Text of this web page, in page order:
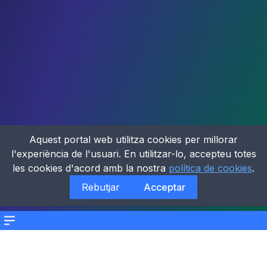
Menu
Aquest portal web utilitza cookies per millorar
l'experiència de l'usuari. En utilitzar-lo, accepteu totes
les cookies d'acord amb la nostra política de cookies.
Rebutjar
Acceptar